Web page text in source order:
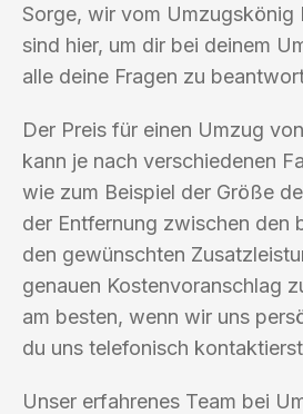
Sorge, wir vom Umzugskönig
sind hier, um dir bei deinem
alle deine Fragen zu
Der Preis für einen Umzug
kann je nach verschiedenen
wie zum Beispiel der Größe
der Entfernung zwischen den
den gewünschten
genauen Kostenvoranschlag
am besten, wenn wir uns
du uns telefonisch
Unser erfahrenes Team bei